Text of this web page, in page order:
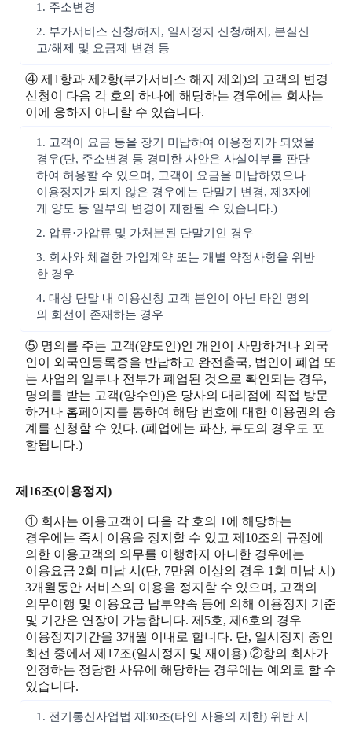
1. 주소변경
2. 부가서비스 신청/해지, 일시정지 신청/해지, 분실신
고/해제 및 요금제 변경 등
④ 제1항과 제2항(부가서비스 해지 제외)의 고객의 변경
신청이 다음 각 호의 하나에 해당하는 경우에는 회사는
이에 응하지 아니할 수 있습니다.
1. 고객이 요금 등을 장기 미납하여 이용정지가 되었을
경우(단, 주소변경 등 경미한 사안은 사실여부를 판단
하여 허용할 수 있으며, 고객이 요금을 미납하였으나
이용정지가 되지 않은 경우에는 단말기 변경, 제3자에
게 양도 등 일부의 변경이 제한될 수 있습니다.)
2. 압류·가압류 및 가처분된 단말기인 경우
3. 회사와 체결한 가입계약 또는 개별 약정사항을 위반
한 경우
4. 대상 단말 내 이용신청 고객 본인이 아닌 타인 명의
의 회선이 존재하는 경우
⑤ 명의를 주는 고객(양도인)인 개인이 사망하거나 외국
인이 외국인등록증을 반납하고 완전출국, 법인이 폐업 또
는 사업의 일부나 전부가 폐업된 것으로 확인되는 경우,
명의를 받는 고객(양수인)은 당사의 대리점에 직접 방문
하거나 홈페이지를 통하여 해당 번호에 대한 이용권의 승
계를 신청할 수 있다. (폐업에는 파산, 부도의 경우도 포
함됩니다.)
제16조(이용정지)
① 회사는 이용고객이 다음 각 호의 1에 해당하는
경우에는 즉시 이용을 정지할 수 있고 제10조의 규정에
의한 이용고객의 의무를 이행하지 아니한 경우에는
이용요금 2회 미납 시(단, 7만원 이상의 경우 1회 미납 시)
3개월동안 서비스의 이용을 정지할 수 있으며, 고객의
의무이행 및 이용요금 납부약속 등에 의해 이용정지 기준
및 기간은 연장이 가능합니다. 제5호, 제6호의 경우
이용정지기간을 3개월 이내로 합니다. 단, 일시정지 중인
회선 중에서 제17조(일시정지 및 재이용) ②항의 회사가
인정하는 정당한 사유에 해당하는 경우에는 예외로 할 수
있습니다.
1. 전기통신사업법 제30조(타인 사용의 제한) 위반 시